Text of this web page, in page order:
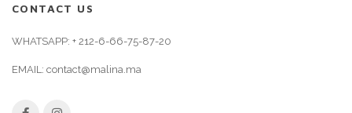
CONTACT US
WHATSAPP: + 212-6-66-75-87-20
EMAIL: contact@malina.ma